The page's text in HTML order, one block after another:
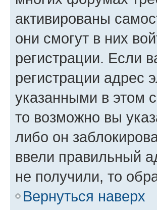
активированы
они смогут в них
регистрации. Если
регистрации адрес
указанными в этом
то возможно вы
либо он
ввели правильный
не получили, то
Вернуться наверх